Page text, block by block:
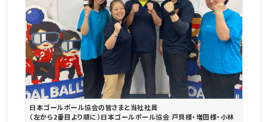
日本ゴールボール協会の皆さまと当社社員
（左から2番目より順に）日本ゴールボール協会 戸貝様・増田様・小林